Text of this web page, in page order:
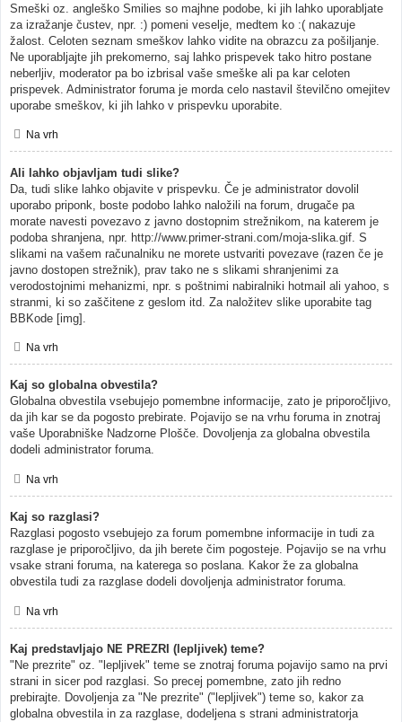
Smeški oz. angleško Smilies so majhne podobe, ki jih lahko uporabljate
za izražanje čustev, npr. :) pomeni veselje, medtem ko :( nakazuje
žalost. Celoten seznam smeškov lahko vidite na obrazcu za pošiljanje.
Ne uporabljajte jih prekomerno, saj lahko prispevek tako hitro postane
neberljiv, moderator pa bo izbrisal vaše smeške ali pa kar celoten
prispevek. Administrator foruma je morda celo nastavil številčno omejitev
uporabe smeškov, ki jih lahko v prispevku uporabite.
Na vrh
Ali lahko objavljam tudi slike?
Da, tudi slike lahko objavite v prispevku. Če je administrator dovolil
uporabo priponk, boste podobo lahko naložili na forum, drugače pa
morate navesti povezavo z javno dostopnim strežnikom, na katerem je
podoba shranjena, npr. http://www.primer-strani.com/moja-slika.gif. S
slikami na vašem računalniku ne morete ustvariti povezave (razen če je
javno dostopen strežnik), prav tako ne s slikami shranjenimi za
verodostojnimi mehanizmi, npr. s poštnimi nabiralniki hotmail ali yahoo, s
stranmi, ki so zaščitene z geslom itd. Za naložitev slike uporabite tag
BBKode [img].
Na vrh
Kaj so globalna obvestila?
Globalna obvestila vsebujejo pomembne informacije, zato je priporočljivo,
da jih kar se da pogosto prebirate. Pojavijo se na vrhu foruma in znotraj
vaše Uporabniške Nadzorne Plošče. Dovoljenja za globalna obvestila
dodeli administrator foruma.
Na vrh
Kaj so razglasi?
Razglasi pogosto vsebujejo za forum pomembne informacije in tudi za
razglase je priporočljivo, da jih berete čim pogosteje. Pojavijo se na vrhu
vsake strani foruma, na katerega so poslana. Kakor že za globalna
obvestila tudi za razglase dodeli dovoljenja administrator foruma.
Na vrh
Kaj predstavljajo NE PREZRI (lepljivek) teme?
"Ne prezrite" oz. "lepljivek" teme se znotraj foruma pojavijo samo na prvi
strani in sicer pod razglasi. So precej pomembne, zato jih redno
prebirajte. Dovoljenja za "Ne prezrite" ("lepljivek") teme so, kakor za
globalna obvestila in za razglase, dodeljena s strani administratorja